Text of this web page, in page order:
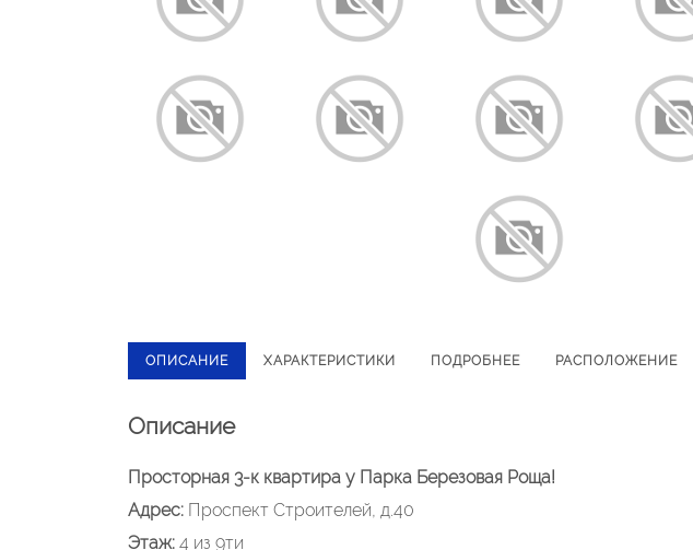
ОПИСАНИЕ ХАРАКТЕРИСТИКИ ПОДРОБНЕЕ РАСПОЛОЖЕНИЕ
Описание
Просторная 3-к квартира у Парка Березовая Роща!
Адрес: Проспект Строителей, д.40
Этаж: 4 из 9ти